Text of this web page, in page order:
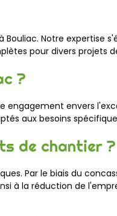
Bouliac. Notre expertise
pour divers projets
?
engagement envers
aux besoins
de chantier ?
Par le biais du
à la réduction de